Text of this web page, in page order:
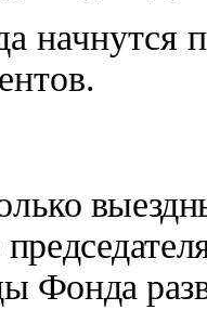
начнутся
Фонда